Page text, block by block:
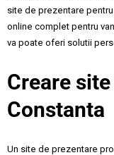
site de prezentare
online complet pentru
va poate oferi solutii
Creare
Constanta
Un site de prezentare